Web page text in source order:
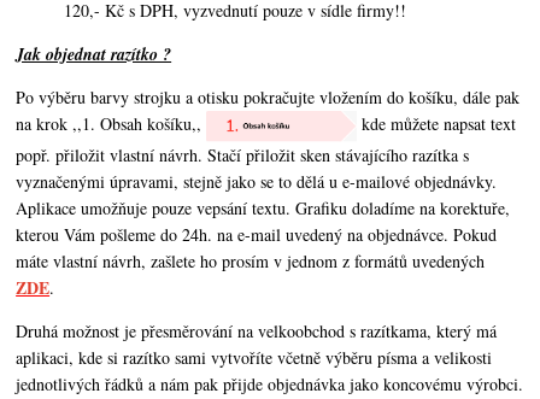
120,- Kč s DPH, vyzvednutí pouze v sídle firmy!!
Jak objednat razítko ?
Po výběru barvy strojku a otisku pokračujte vložením do košíku, dále pak
na krok ,,1. Obsah košíku,,
kde můžete napsat text
popř. přiložit vlastní návrh. Stačí přiložit sken stávajícího razítka s
vyznačenými úpravami, stejně jako se to dělá u e-mailové objednávky.
Aplikace umožňuje pouze vepsání textu. Grafiku doladíme na korektuře,
kterou Vám pošleme do 24h. na e-mail uvedený na objednávce. Pokud
máte vlastní návrh,zašlete ho prosím v jednom z formátů uvedených
ZDE.
Druhá možnost je přesměrování na velkoobchod s razítkama, který má
aplikaci, kde si razítko sami vytvoříte včetně výběru písma a velikosti
jednotlivých řádků a nám pak přijde objednávka jako koncovému výrobci.